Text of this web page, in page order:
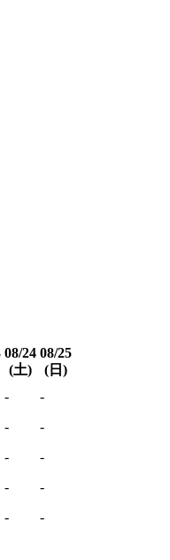
08/24
(土)
08/25
(日)
- -
- -
- -
- -
- -